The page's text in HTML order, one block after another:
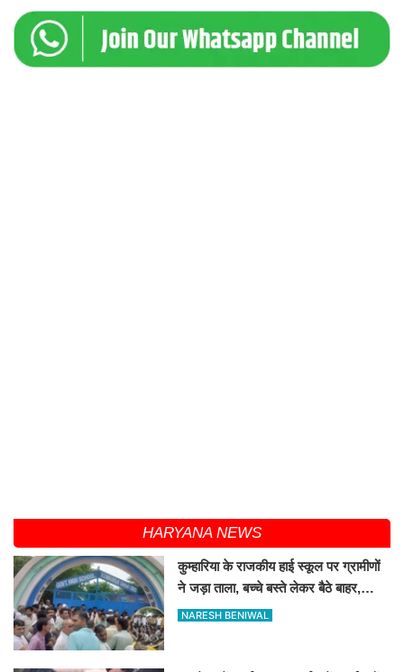
HARYANA NEWS
कुम्हारिया के राजकीय हाई स्कूल पर ग्रामीणों
ने जड़ा ताला, बच्चे बस्ते लेकर बैठे बाहर,
जानिए कारण
NARESH BENIWAL